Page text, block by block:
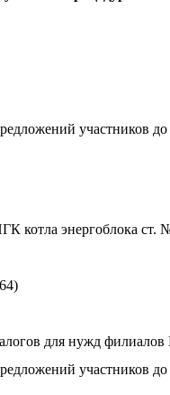
участников
энергоблока ст.
для нужд
участников